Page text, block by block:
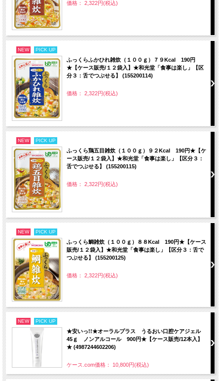
価格： 2,322円(税込)
NEW PICK UP
ふっくらふかひれ雑炊（１００ｇ）７９Kcal 190円
★【ケース販売/１２袋入】★和光堂「食事は楽し」【区
分３：舌でつぶせる】 (155200114)
価格： 2,322円(税込)
NEW PICK UP
ふっくら鶏五目雑炊（１００ｇ）９２Kcal 190円★【ケ
ース販売/１２袋入】★和光堂「食事は楽し」【区分３：
舌でつぶせる】 (155200115)
価格： 2,322円(税込)
NEW PICK UP
ふっくら鯛雑炊（１００ｇ）８８Kcal 190円★【ケース
販売/１２袋入】★和光堂「食事は楽し」【区分３：舌で
つぶせる】 (155200125)
価格： 2,322円(税込)
NEW PICK UP
★安いっ!!★オーラルプラス うるおい口腔ケアジェル
45ｇ ノンアルコール 900円★【ケース販売/12本入】
★ (4987244602206)
ケース.com価格： 10,800円(税込)